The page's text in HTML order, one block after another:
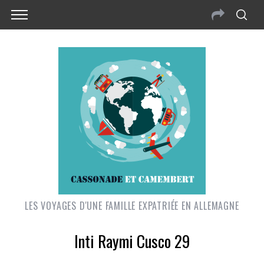
LES VOYAGES D'UNE FAMILLE EXPATRIÉE EN ALLEMAGNE
Inti Raymi Cusco 29